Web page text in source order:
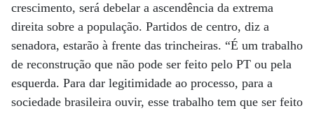
crescimento, será debelar a ascendência da extrema
direita sobre a população. Partidos de centro, diz a
senadora, estarão à frente das trincheiras. “É um trabalho
de reconstrução que não pode ser feito pelo PT ou pela
esquerda. Para dar legitimidade ao processo, para a
sociedade brasileira ouvir, esse trabalho tem que ser feito